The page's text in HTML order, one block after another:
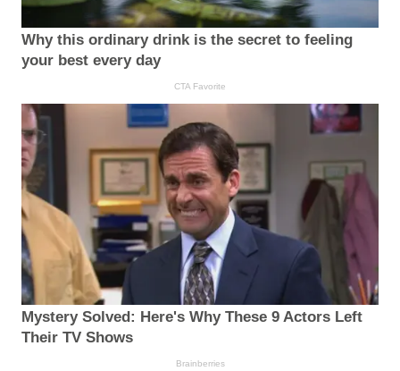
Why this ordinary drink is the secret to feeling
your best every day
CTA Favorite
Mystery Solved: Here's Why These 9 Actors Left
Their TV Shows
Brainberries